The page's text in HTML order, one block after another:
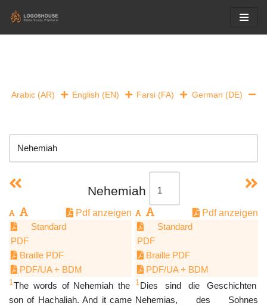
Arabic (AR) English (EN) Farsi (FA) German (DE)
Nehemiah
Pdf anzeigen
Standard
PDF
Braille PDF
PDF/UA + BDM
1The words of Nehemiah the
son of Hachaliah. And it came
Pdf anzeigen
Standard
PDF
Braille PDF
PDF/UA + BDM
1Dies sind die Geschichten
Nehemias, des Sohnes